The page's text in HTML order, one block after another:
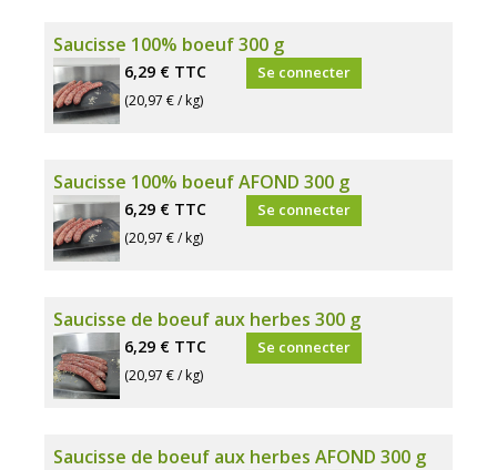
Saucisse 100% boeuf 300 g
6,29 € TTC
(20,97 € / kg)
Se connecter
Saucisse 100% boeuf AFOND 300 g
6,29 € TTC
(20,97 € / kg)
Se connecter
Saucisse de boeuf aux herbes 300 g
6,29 € TTC
(20,97 € / kg)
Se connecter
Saucisse de boeuf aux herbes AFOND 300 g